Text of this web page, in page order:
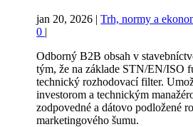
jan 20, 2026 |Trh, normy a
0 |
Odborný B2B obsah v
tým, že na základe STN/EN/ISO
technický rozhodovací filter.
investorom a technickým
zodpovedné a dátovo podložené
marketingového šumu.